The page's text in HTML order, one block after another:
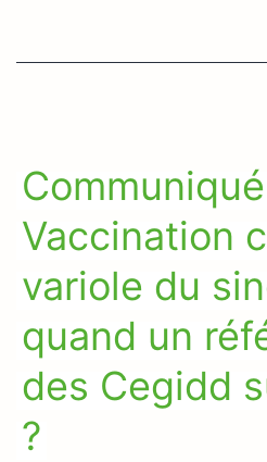
Vaccination
variole du
quand un
des Cegidd
?